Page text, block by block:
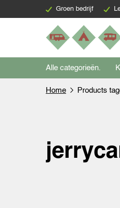
Groen bedrijf
Alle categorieën.
Home Products